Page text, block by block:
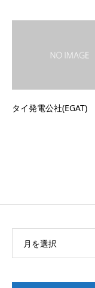
タイ発電公社(EGAT)
月を選択